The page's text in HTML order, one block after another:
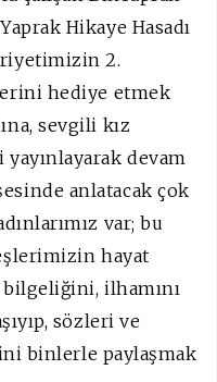
Hikaye Hasadı
2.
hediye etmek
sevgili kız
devam
anlatacak çok
var; bu
hayat
ilhamını
sözleri ve
binlerle paylaşmak